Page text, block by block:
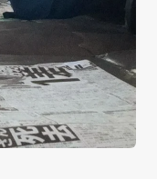
い合わせ